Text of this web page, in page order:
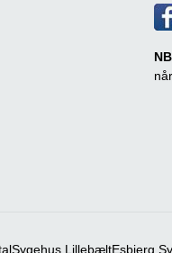
Sygehus LillebæltEsbjerg